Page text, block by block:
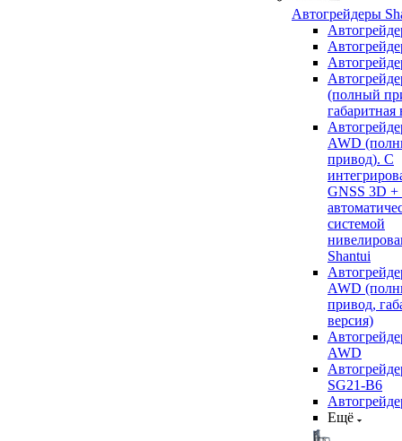
Автогрейдеры
(полный
габаритная
AWD
привод). С
GNSS 3D +
системой
Shantui
AWD
привод,
версия)
AWD
SG21-B6
Ещё